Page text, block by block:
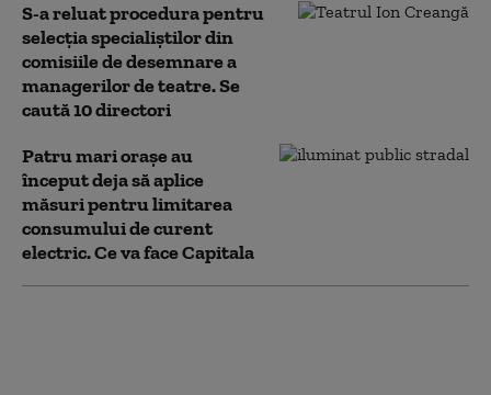
S-a reluat procedura pentru
selecţia specialiştilor din
comisiile de desemnare a
managerilor de teatre. Se
caută 10 directori
Patru mari orașe au
început deja să aplice
măsuri pentru limitarea
consumului de curent
electric. Ce va face Capitala